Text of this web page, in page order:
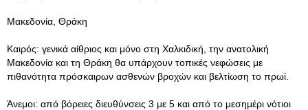
Μακεδονία, Θράκη
Καιρός: γενικά αίθριος και μόνο στη Χαλκιδική, την ανατολική
Μακεδονία και τη Θράκη θα υπάρχουν τοπικές νεφώσεις με
πιθανότητα πρόσκαιρων ασθενών βροχών και βελτίωση το πρωί.
Άνεμοι: από βόρειες διευθύνσεις 3 με 5 και από το μεσημέρι νότιοι